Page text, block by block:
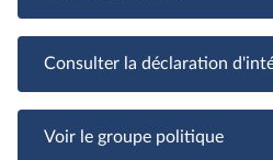
Consulter la déclaration
Voir le groupe politique